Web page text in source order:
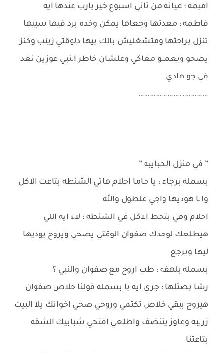
اميمه : عيانه من تاني اسبوع خير يارب عندها ايه
فاطمه : معدتها وجعاها يمكن وخده برد فيها سبيها
تنزل براحتها ومتشغليش بالك بيها دلوقتي زينب وكنز
يصحو ويعملو معاكي وعلشان خاطر النبي عوزين نعد
في جو هادي
………………………………
” في منزل الحبايبه ”
بسمله برجاء : يا ماما احلام هاتي الشنطه بتاعت الاكل
وانا هوديها واجي علطول والله
احلام وهي بتحط الاكل في الشنطه : لاء ايه اللي
هيطلعك لوحدك صفوان الوقتي يصحي ويروح يوديها
ليها ويرجع
بسمله بلهفه : طب اروح مع صفوان والنبي ؟
رشا بصتلها : جري ايه يا بسمله قولنا خلاص صفوان
هيروح يبقي خلاص تكتمي وروحي صحي اخواتك يلا البيت
زريبه وعاوز يتنضف واطلعي افتحي شبابيك الشقه
بتاعتنا